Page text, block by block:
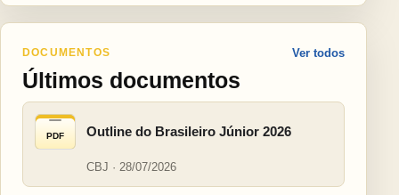
DOCUMENTOS
Últimos documentos
Ver todos
PDF Outline do Brasileiro Júnior 2026
CBJ · 28/07/2026